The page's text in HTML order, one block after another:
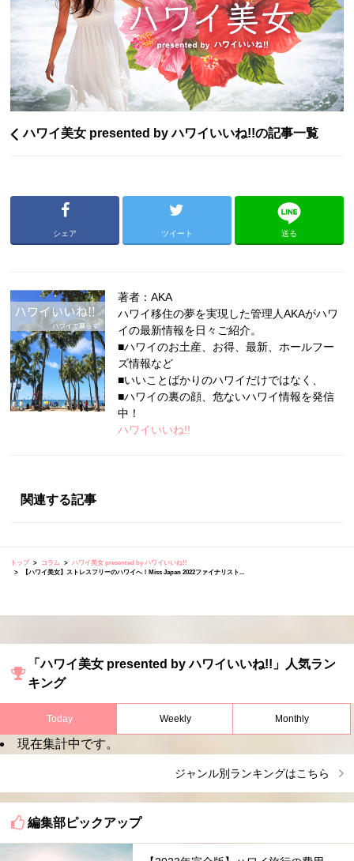
ハワイ美女 presented by ハワイいいね!!の記事一覧
シェア ツイート 送る
著者：AKA
ハワイ移住の夢を実現した管理人AKAがハワ
イの最新情報を日々ご紹介。
■ハワイのお土産、お得、最新、ホールフー
ズ情報など
■いいことばかりのハワイだけではなく、
■ハワイの裏の顔、危ないハワイ情報を発信
中！
ハワイいいね!!
関連する記事
トップ コラム
ハワイ美女 presented by ハワイいいね!!
【ハワイ美女】ストレスフリーのハワイへ！Miss Japan 2022ファイナリスト...
「ハワイ美女 presented by ハワイいいね!!」人気ラン
キング
Today Weekly Monthly
現在集計中です。
ジャンル別ランキングはこちら
編集部ピックアップ